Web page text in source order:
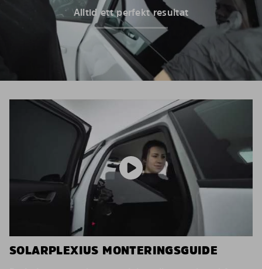
Alltid ett perfekt resultat
SOLARPLEXIUS MONTERINGSGUIDE